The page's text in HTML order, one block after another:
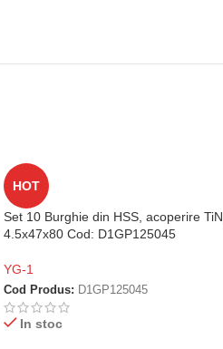
HOT
Set 10 Burghie din HSS, acoperire TiN,
4.5x47x80 Cod: D1GP125045
YG-1
Cod Produs: D1GP125045
In stoc